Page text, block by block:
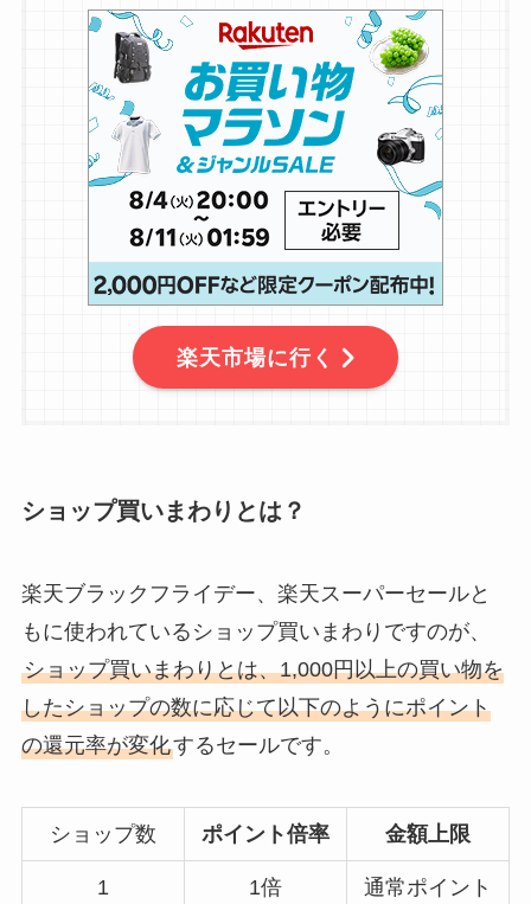
楽天市場に行く
ショップ買いまわりとは？
楽天ブラックフライデー、楽天スーパーセールと
もに使われているショップ買いまわりですのが、
ショップ買いまわりとは、1,000円以上の買い物を
したショップの数に応じて以下のようにポイント
の還元率が変化するセールです。
ショップ数 ポイント倍率 金額上限
1 1倍
通常ポイント